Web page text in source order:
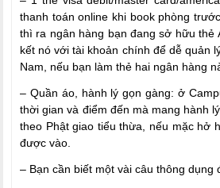
thanh toán online khi book phòng
thì ra ngân hàng bạn đang sở hữu thẻ
kết nó với tài khoản chính để dễ quản
Nam, nếu bạn làm thẻ hai ngân hàng
– Quần áo, hành lý gọn gàng: ở
thời gian và điểm đến mà mang hành
theo Phật giao tiểu thừa, nếu mặc hở
được vào.
– Bạn cần biết một vài câu thông dụng